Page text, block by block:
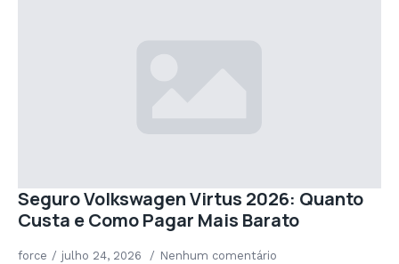
Seguro Volkswagen Virtus 2026: Quanto
Custa e Como Pagar Mais Barato
force julho 24, 2026 Nenhum comentário